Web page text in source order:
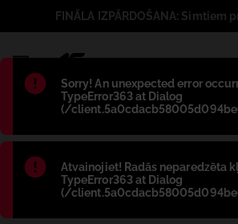
Błąd:
Sorry! An unexpected error
TypeError363 at Dialog
(/
Błąd:
Atvainojiet! Radās neparedzēta
TypeError363 at Dialog
(/
FINĀLA IZPĀRDOŠANA: Simtiem